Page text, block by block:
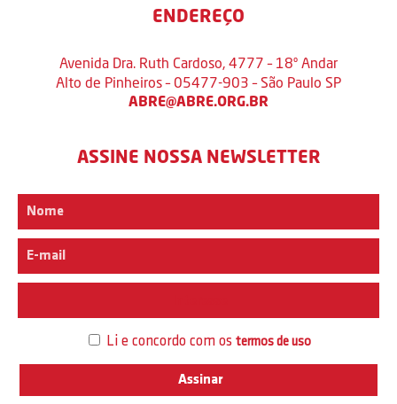
ENDEREÇO
Avenida Dra. Ruth Cardoso, 4777 – 18º Andar
Alto de Pinheiros – 05477-903 – São Paulo SP
ABRE@ABRE.ORG.BR
ASSINE NOSSA NEWSLETTER
Li e concordo com os termos de uso